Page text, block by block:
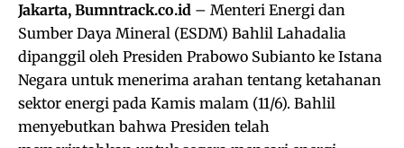
Jakarta, Bumntrack.co.id – Menteri Energi dan
Sumber Daya Mineral (ESDM) Bahlil Lahadalia
dipanggil oleh Presiden Prabowo Subianto ke Istana
Negara untuk menerima arahan tentang ketahanan
sektor energi pada Kamis malam (11/6). Bahlil
menyebutkan bahwa Presiden telah